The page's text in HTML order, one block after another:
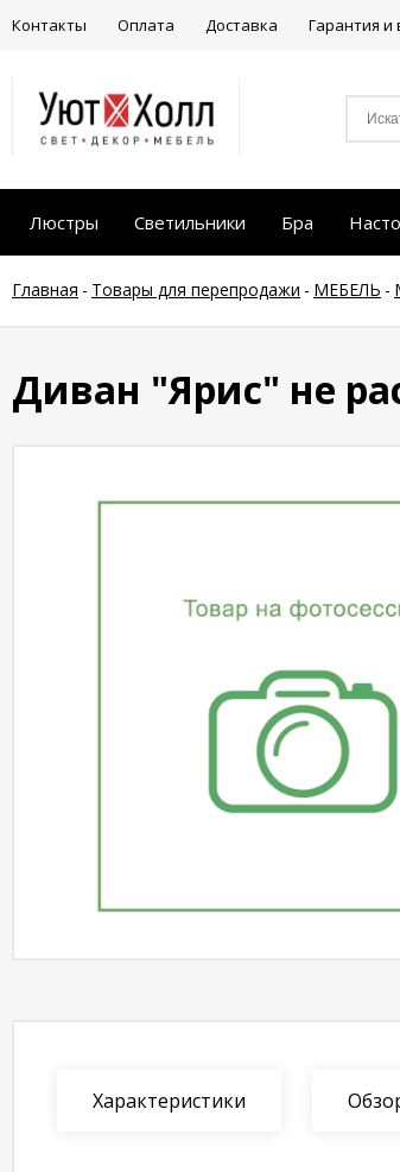
Контакты Оплата Доставка Гарантия и
Люстры Светильники Бра
Главная - Товары для перепродажи - МЕБЕЛЬ -
Диван "Ярис" не
Характеристики